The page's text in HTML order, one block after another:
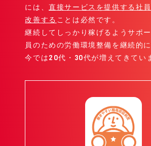
には、直接サービスを提供する社
改善する ことは必然です。
継続してしっかり稼げるようサポ
員のための労働環境整備を継続的に
今では20代・30代が増えてきてい